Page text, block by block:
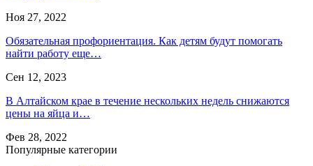
Ноя 27, 2022
Обязательная профориентация. Как детям будут помогать
найти работу еще…
Сен 12, 2023
В Алтайском крае в течение нескольких недель снижаются
цены на яйца и…
Фев 28, 2022
Популярные категории